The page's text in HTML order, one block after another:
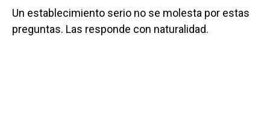
Un establecimiento serio no se molesta por estas
preguntas. Las responde con naturalidad.